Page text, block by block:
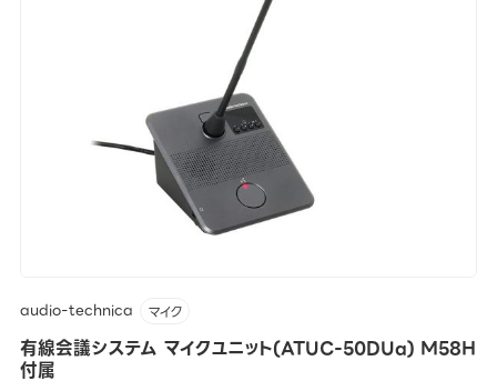
audio-technica マイク
有線会議システム マイクユニット(ATUC-50DUa) M58H
付属